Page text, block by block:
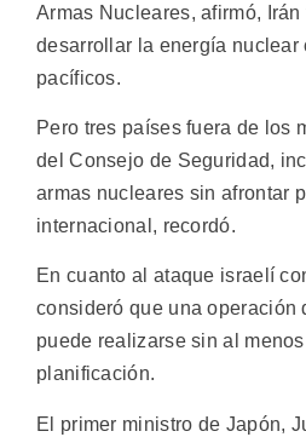
Armas Nucleares, afirmó,
desarrollar la energía nuclear
pacíficos.
Pero tres países fuera de los
del Consejo de Seguridad,
armas nucleares sin afrontar
internacional, recordó.
En cuanto al ataque israelí
consideró que una operación
puede realizarse sin al
planificación.
El primer ministro de Japón,